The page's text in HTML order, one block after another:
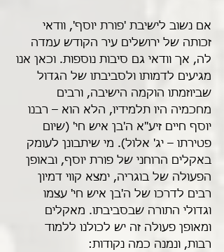
אם נשוב לישיבת 'פורת יוסף', וודאי
זכותה של ירושלים עיר הקודש עמדה
לה, אך וודאי גם סיבות נוספות. וכאן אנו
מגיעים לדמותו ולסביבתו של הגדול
שביוזמתו הוקמה הישיבה, ורבים
מחכמיה היו תלמידיו, הלא הוא – רבנו
יוסף חיים זיע"א ה'בן איש חי' (שיום
פטירתו – יג' אלול). מי שיתבונן לעומק
באקלים הרוחני של פורת יוסף, ובאופן
הפעולה של בוגריה, ימצא קווי דמיון
רבים לדרכו של ה'בן איש חי' עצמו
וגדולי התורה שבסביבתו. מאקלים
ומאופן פעולה זה יש לכולנו ללמוד
רבות, ונמנה כמה נקודות: